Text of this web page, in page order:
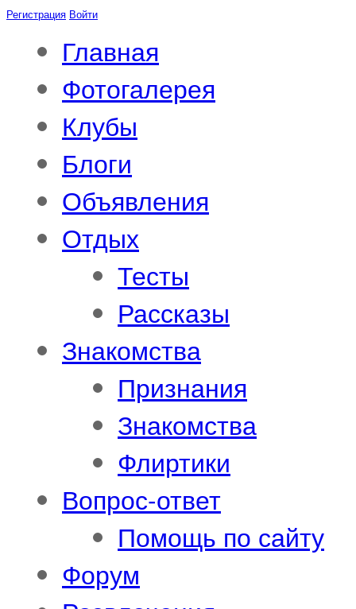
Регистрация Войти
Главная
Фотогалерея
Клубы
Блоги
Объявления
Отдых
Тесты
Рассказы
Знакомства
Признания
Знакомства
Флиртики
Вопрос-ответ
Помощь по сайту
Форум